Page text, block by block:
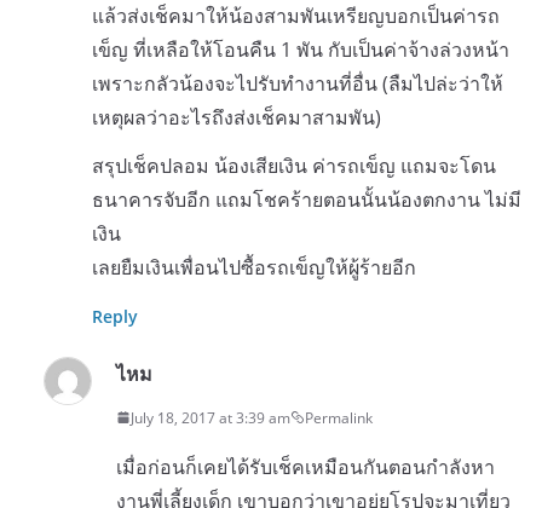
แล้วส่งเช็คมาให้น้องสามพันเหรียญบอกเป็นค่ารถ
เข็ญ ที่เหลือให้โอนคืน 1 พัน กับเป็นค่าจ้างล่วงหน้า
เพราะกลัวน้องจะไปรับทำงานที่อื่น (ลืมไปล่ะว่าให้
เหตุผลว่าอะไรถึงส่งเช็คมาสามพัน)
สรุปเช็คปลอม น้องเสียเงิน ค่ารถเข็ญ แถมจะโดน
ธนาคารจับอีก แถมโชคร้ายตอนนั้นน้องตกงาน ไม่มี
เงิน
เลยยืมเงินเพื่อนไปซื้อรถเข็ญให้ผู้ร้ายอีก
Reply
ไหม
July 18, 2017 at 3:39 am Permalink
เมื่อก่อนก็เคยได้รับเช็คเหมือนกันตอนกำลังหา
งานพี่เลี้ยงเด็ก เขาบอกว่าเขาอยู่ยุโรปจะมาเที่ยว